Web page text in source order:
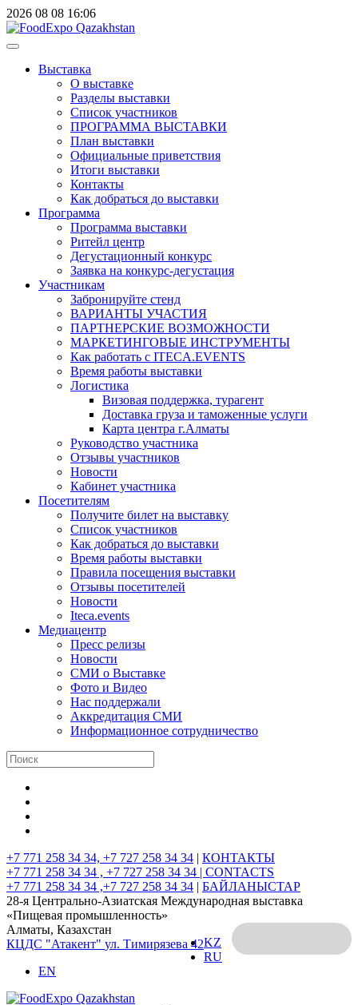
2026 08 08 16:06
Выставка
О выставке
Разделы выставки
Список участников
ПРОГРАММА ВЫСТАВКИ
План выставки
Официальные приветствия
Итоги выставки
Контакты
Как добраться до выставки
Программа
Программа выставки
Ритейл центр
Дегустационный конкурс
Заявка на конкурс-дегустация
Участникам
Забронируйте стенд
ВАРИАНТЫ УЧАСТИЯ
ПАРТНЕРСКИЕ ВОЗМОЖНОСТИ
МАРКЕТИНГОВЫЕ ИНСТРУМЕНТЫ
Как работать с ITECA.EVENTS
Время работы выставки
Логистика
Визовая поддержка, турагент
Доставка груза и таможенные услуги
Карта центра г.Алматы
Руководство участника
Отзывы участников
Новости
Кабинет участника
Посетителям
Получите билет на выставку
Список участников
Как добраться до выставки
Время работы выставки
Правила посещения выставки
Отзывы посетителей
Новости
Iteca.events
Медиацентр
Пресс релизы
Новости
СМИ о Выставке
Фото и Видео
Нас поддержали
Аккредитация СМИ
Информационное сотрудничество
+7 771 258 34 34, +7 727 258 34 34 | КОНТАКТЫ
+7 771 258 34 34 , +7 727 258 34 34 | CONTACTS
+7 771 258 34 34 ,+7 727 258 34 34 | БАЙЛАНЫСТАР
28-я Центрально-Азиатская Международная выставка
«Пищевая промышленность»
Алматы, Казахстан
КЦДС "Атакент" ул. Тимирязева 42KZ
RU
EN